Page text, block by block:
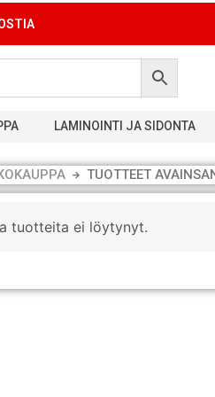
LAMINOINTI JA SIDONTA
TUOTTEET
tuotteita ei löytynyt.